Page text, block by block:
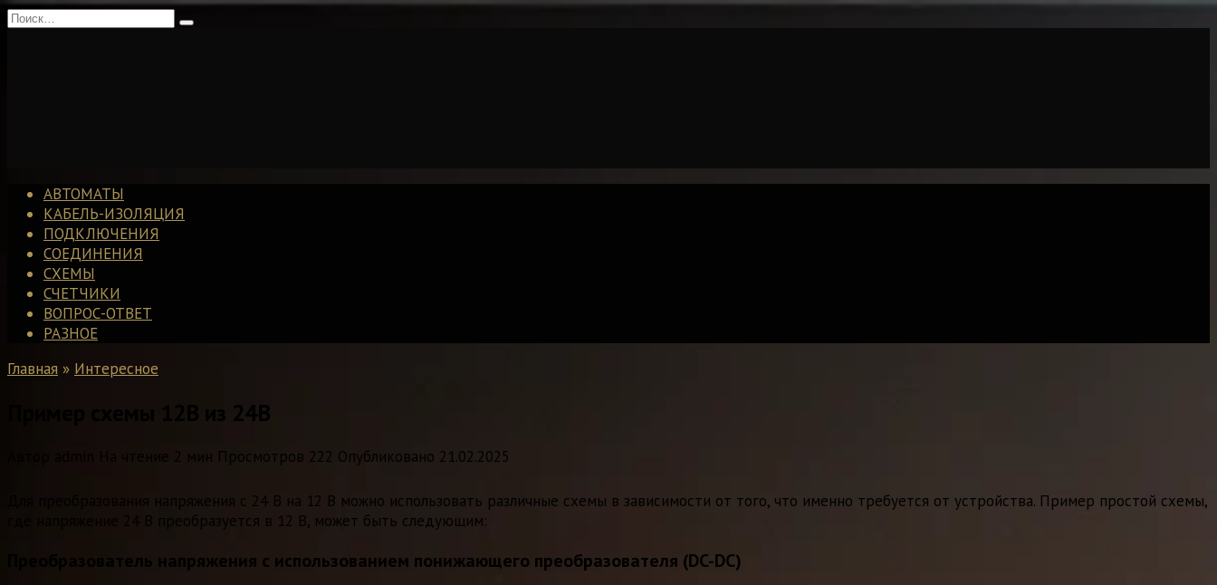
Перейти
Search
АВТОМАТЫ
КАБЕЛЬ-ИЗОЛЯЦИЯ
ПОДКЛЮЧЕНИЯ
СОЕДИНЕНИЯ
СХЕМЫ
СЧЕТЧИКИ
ВОПРОС-ОТВЕТ
РАЗНОЕ
Главная » Интересное
Пример схемы 12В из 24В
На чтение 2 мин Просмотров 222 Опубликовано 21.02.2025
Для преобразования напряжения с 24 В на 12 В можно использовать различные схемы в зависимости от того, что именно требуется от устройства. Пример простой схемы,
где напряжение 24 В преобразуется в 12 В, может быть следующим:
Преобразователь напряжения с использованием понижающего преобразователя (DC-DC)